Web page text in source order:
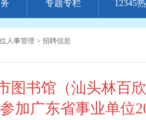
专题专栏 12345
人事管理 > 招聘信息
图书馆（汕头林百
加广东省事业单位